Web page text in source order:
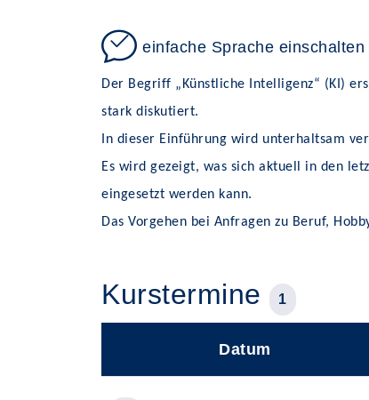
einfache Sprache einschalten
Der Begriff „Künstliche Intelligenz“ (KI)
stark diskutiert.
In dieser Einführung wird unterhaltsam
Es wird gezeigt, was sich aktuell in den
eingesetzt werden kann.
Das Vorgehen bei Anfragen zu Beruf,
Kurstermine 1
Datum